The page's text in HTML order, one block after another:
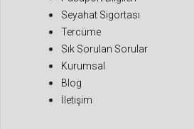
Seyahat Sigortası
Tercüme
Sık Sorulan Sorular
Kurumsal
Blog
İletişim